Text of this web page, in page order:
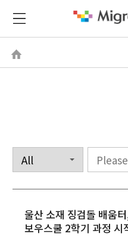
울산 소재 징검돌 배움
보우스쿨 2학기 과정